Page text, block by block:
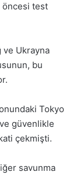
öncesi test
ve Ukrayna
bu
Tokyo
güvenlikle
çekmişti.
savunma